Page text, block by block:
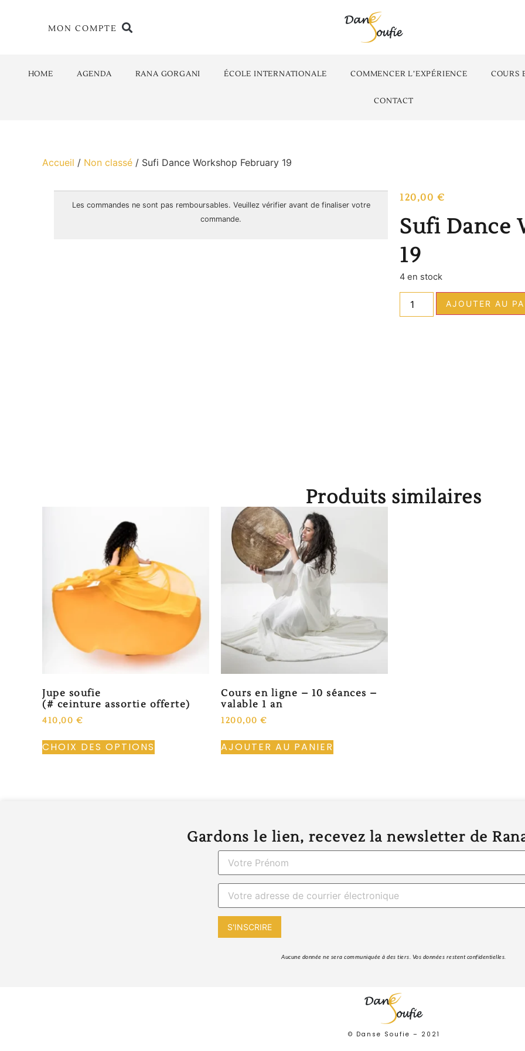
MON COMPTE
HOME AGENDA RANA GORGANI ÉCOLE INTERNATIONALE COMMENCER L’EXPÉRIENCE COURS
CONTACT
Accueil / Non classé / Sufi Dance Workshop February 19
Les commandes ne sont pas remboursables. Veuillez vérifier avant de finaliser votre
commande.
120,00 €
Sufi Dance
19
4 en stock
AJOUTER AU
Produits similaires
Jupe soufie
(# ceinture assortie offerte)
410,00 €
CHOIX DES OPTIONS
Cours en ligne – 10 séances –
valable 1 an
1200,00 €
AJOUTER AU PANIER
Gardons le lien, recevez la newsletter de
© Danse Soufie – 2021